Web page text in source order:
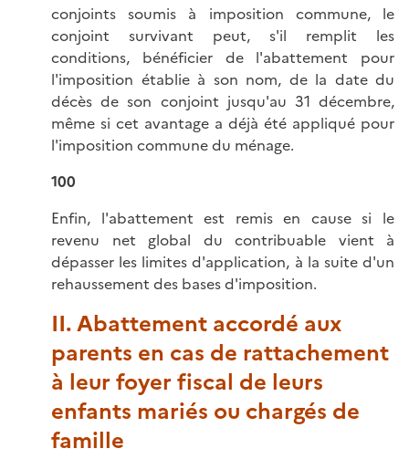
conjoints soumis à imposition commune, le
conjoint survivant peut, s'il remplit les
conditions, bénéficier de l'abattement pour
l'imposition établie à son nom, de la date du
décès de son conjoint jusqu'au 31 décembre,
même si cet avantage a déjà été appliqué pour
l'imposition commune du ménage.
100
Enfin, l'abattement est remis en cause si le
revenu net global du contribuable vient à
dépasser les limites d'application, à la suite d'un
rehaussement des bases d'imposition.
II. Abattement accordé aux
parents en cas de rattachement
à leur foyer fiscal de leurs
enfants mariés ou chargés de
famille